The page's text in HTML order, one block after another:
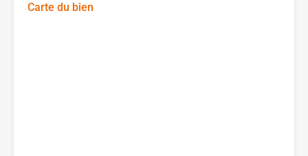
Carte du bien